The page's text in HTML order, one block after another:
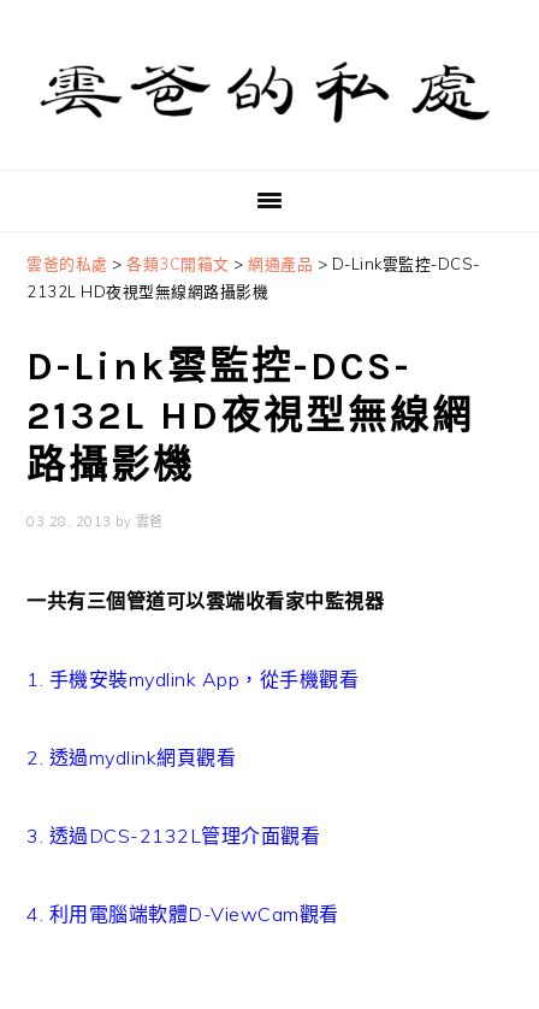
primary
navigation
content
primary
sidebar
雲爸的私處 >各類3C開箱文 >網通產品 > D-Link雲監控-DCS-
2132L HD夜視型無線網路攝影機
D-Link雲監控-DCS-
2132L HD夜視型無線網
路攝影機
03 28, 2013 by 雲爸
一共有三個管道可以雲端收看家中監視器
1. 手機安裝mydlink App，從手機觀看
2. 透過mydlink網頁觀看
3. 透過DCS-2132L管理介面觀看
4. 利用電腦端軟體D-ViewCam觀看